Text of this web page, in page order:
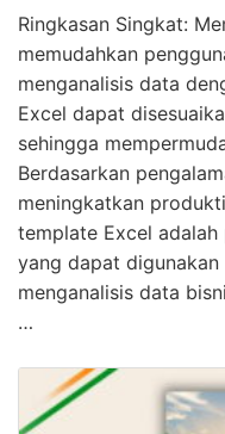
Ringkasan Singkat:
memudahkan
menganalisis data
Excel dapat
sehingga
Berdasarkan
meningkatkan
template Excel
yang dapat
menganalisis data
…